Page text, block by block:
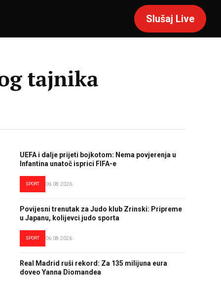
Slušaj Live
tajnika
UEFA i dalje prijeti bojkotom: Nema povjerenja u
Infantina unatoč isprici FIFA-e
SPORT 06.08.2026.
Povijesni trenutak za Judo klub Zrinski: Pripreme
u Japanu, kolijevci judo sporta
SPORT 06.08.2026.
Real Madrid ruši rekord: Za 135 milijuna eura
doveo Yanna Diomandea